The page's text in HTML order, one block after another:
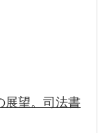
展望。司法書